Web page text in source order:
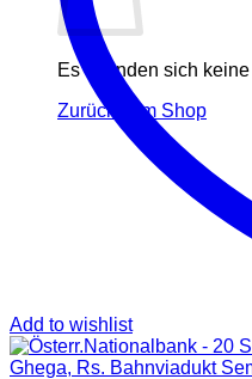
Es befinden sich
Zurück zum Shop
Add to wishlist